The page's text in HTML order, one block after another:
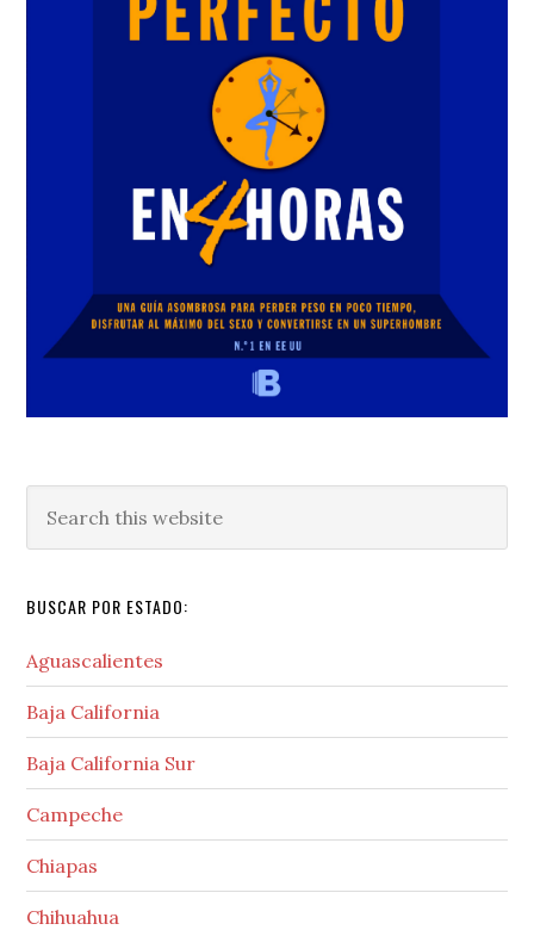
this
BUSCAR POR ESTADO:
Aguascalientes
Baja California
Baja California Sur
Campeche
Chiapas
Chihuahua